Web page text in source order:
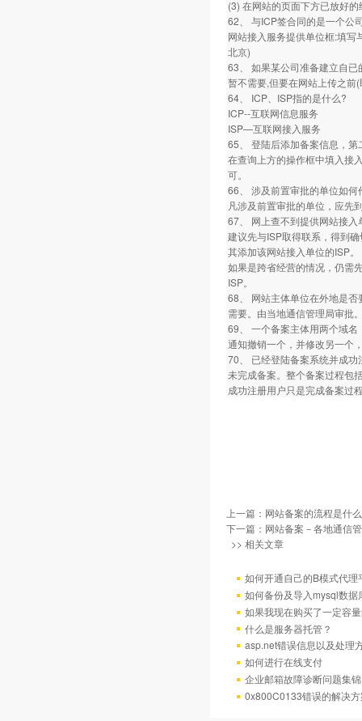
(3) 在网站的页面下方已放好
62、 与ICP签合同的是一个公
网站接入服务提供单位框:填
北京)
63、 如果某公司准备建立自
暂不需要,但要在网站上传之前
64、 ICP、ISP指的是什么?
ICP--互联网信息服务
ISP—互联网接入服务
65、 登陆后添加备案信息，
在查询上方的操作框中填入接
可。
66、 涉及前置审批的单位如何
凡涉及前置审批的单位，应先
67、 网上查不到提供网站接
建议先与ISP取得联系，得到
其添加该网站接入单位的ISP。
如果是跨省经营的情况，仍需
ISP。
68、 网站主体单位在外地是否
需要。由当地通信管理局审批
69、 一个备案主体用两个域
通知撤销一个，并修改另一个
70、 已经登陆备案系统并成
未完成备案。整个备案过程包
成功注册用户只是完成备案过
上一篇： 网站备案的流程是什
下一篇： 网站备案－各地通信
>> 相关文章
如何开通自己的B模式代理
如何备份及导入mysql数据
如果我现在购买了一定容
什么是服务器托管？
asp.net错误信息以及处理
如何进行在线支付
企业邮箱故障诊断问题集锦
0x800C0133错误的解决